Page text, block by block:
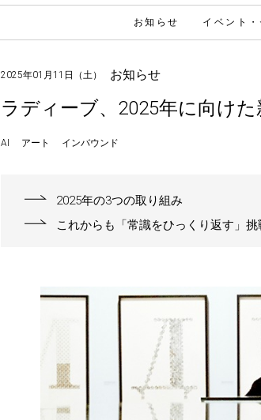
お知らせ イベント
2025年01月11日（土） お知らせ
ラディーブ、2025年に向け
AI アート インバウンド
2025年の3つの取り組み
これからも「常識をひっくり返す」挑